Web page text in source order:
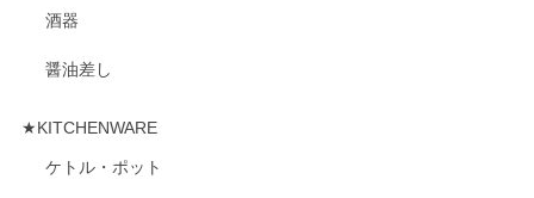
酒器
醤油差し
★KITCHENWARE
ケトル・ポット